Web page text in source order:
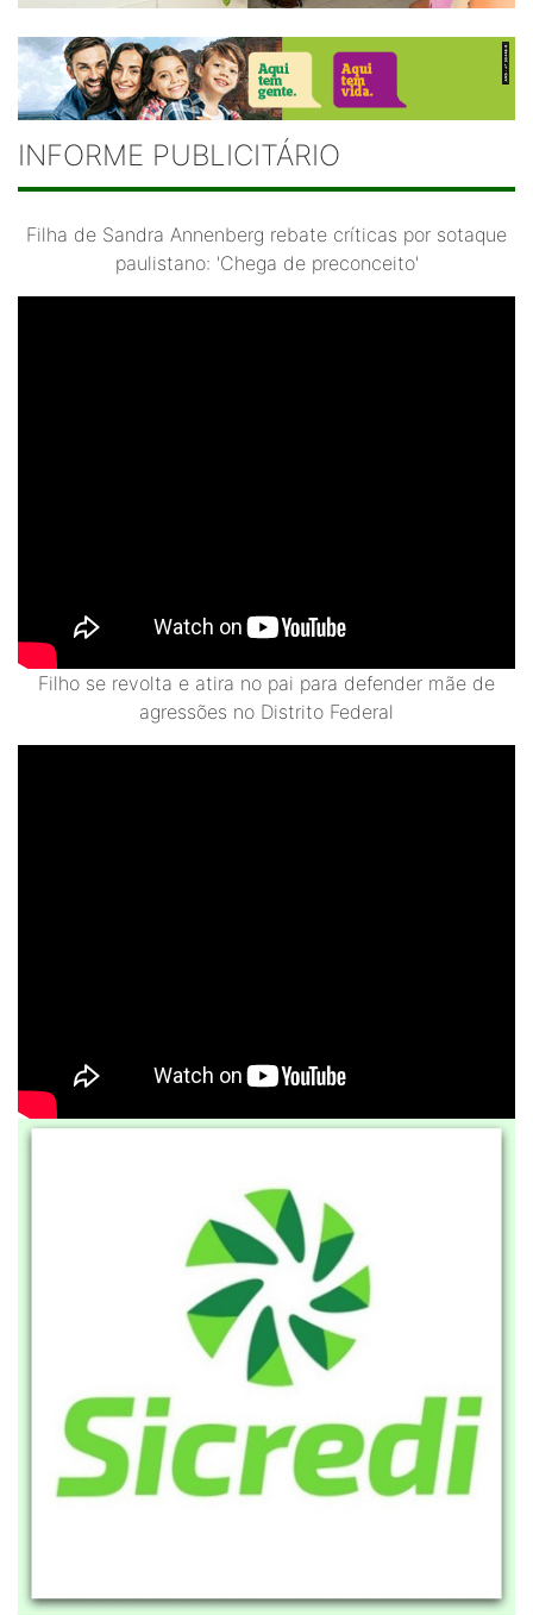
INFORME PUBLICITÁRIO
Filha de Sandra Annenberg rebate críticas por sotaque
paulistano: 'Chega de preconceito'
Filho se revolta e atira no pai para defender mãe de
agressões no Distrito Federal